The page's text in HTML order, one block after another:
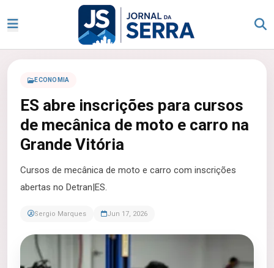
ECONOMIA
ES abre inscrições para cursos
de mecânica de moto e carro na
Grande Vitória
Cursos de mecânica de moto e carro com inscrições
abertas no Detran|ES.
Sergio Marques Jun 17, 2026